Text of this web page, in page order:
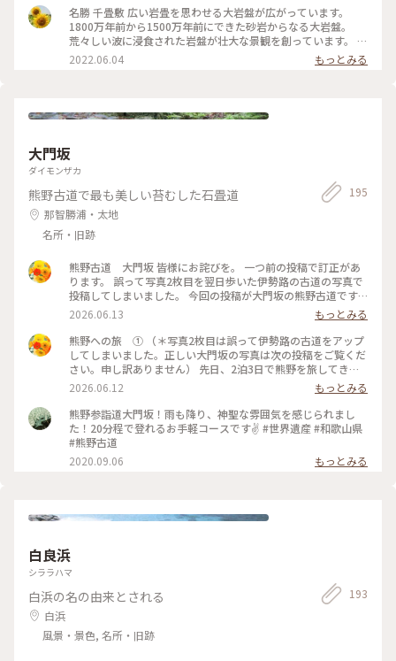
名勝 千畳敷 広い岩畳を思わせる大岩盤が広がっています。
1800万年前から1500万年前にできた砂岩からなる大岩盤。
荒々しい波に浸食された岩盤が壮大な景観を創っています。 砂
岩は柔らかいので、複雑に入り込んだ形に浸食されるようで
す。 自然の力って想像を超えるものがありますね！ 柔らかい
さんぽ #Myことりっぷ #千畳敷 #白浜
2022.06.04 もっとみる
大門坂
ダイモンザカ
熊野古道で最も美しい苔むした石畳道
那智勝浦・太地
名所・旧跡
195
熊野古道 大門坂 皆様にお詫びを。 一つ前の投稿で訂正があ
ります。 誤って写真2枚目を翌日歩いた伊勢路の古道の写真で
投稿してしまいました。 今回の投稿が大門坂の熊野古道です。
同じ古道と言っても、石畳の雰囲気でまた趣も変わっていま
す。 大変失礼しました。 伊勢路の様子はまた改めて投稿させ
ていただきます。 申し訳ありませんでした。 #ひみつの絶景 #
熊野古道 #大門坂 #急いで投稿したら #こんなことに #ごめん
なさい
2026.06.13
もっとみる
熊野への旅 ① （＊写真2枚目は誤って伊勢路の古道をアップ
してしまいました。正しい大門坂の写真は次の投稿をご覧くだ
さい。申し訳ありません） 先日、2泊3日で熊野を旅してきま
した。 今回は個人ではなく、ツアーに参加してきましたが、3
日間、語り部さんとの古道散策で熊野の魅力をたっぷりと知る
事ができた楽しい旅となりました。 1日目 土砂降りの中を中辺
路の牛馬童子から近露王子への古道歩き。 御年74歳の語り部
さんが地元熊野をこよなく愛している事を、語りの中からも強
て歩いていましたので、カメラは使用できず。美しい景色は心
ゴールは那智の滝です。 まずは中辺路の三軒茶屋跡から熊野本
道します。美しい景色が待ってますのでお楽しみに」と。 歩き
進むと開けた展望の先には熊野本宮大社旧社地「大斎原」の
大鳥居と熊野の山々の広がる美しい景色が広がっていました。
（写真3枚目） 昼食後は大門坂（写真1枚目）から那智の滝ま
でのトレッキングです。途中、樹齢約800年、高さ約50m、幹
をいただきました。 その先へ進むと、突然古道の奥から現れ
2026.06.12
もっとみる
熊野参詣道大門坂！雨も降り、神聖な雰囲気を感じられまし
た！20分程で登れるお手軽コースです✌️ #世界遺産 #和歌山県
#熊野古道
2020.09.06
もっとみる
白良浜
シララハマ
白浜の名の由来とされる
白浜
風景・景色, 名所・旧跡
193